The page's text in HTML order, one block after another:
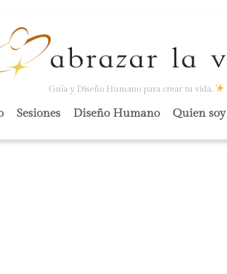
Guía y Diseño Humano para crear tu vida.
Sesiones Diseño Humano Quien soy